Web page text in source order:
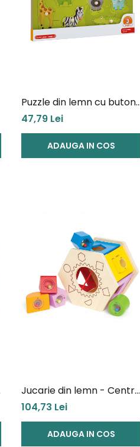
Puzzle din lemn cu butoni
- Animale din Jungla
47,79 Lei
ADAUGA IN COS
Jucarie din lemn - Centru
de activitati sorteaza si
potriveste
104,73 Lei
ADAUGA IN COS